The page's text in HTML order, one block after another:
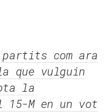
com ara
que vulguin
la
M en un vot